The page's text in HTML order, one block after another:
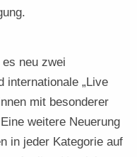
es neu zwei
internationale „Live
mit besonderer
weitere Neuerung
in jeder Kategorie auf